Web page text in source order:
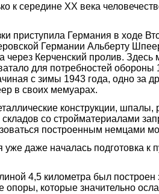
середине ХХ века
приступила Германия в
Германии Альберту
через Керченский пролив.
для потребностей
с зимы 1943 года, одно за
в своих мемуарах.
конструкции,
складов со
построенным немцами
даже началась подготовка
4,5 километра был
которые значительно